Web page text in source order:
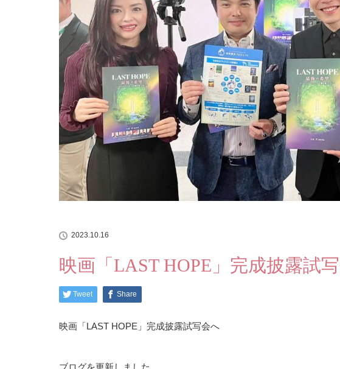
2023.10.16
映画「LAST HOPE」完成披露試
Tweet Share
映画「LAST HOPE」完成披露試写会へ
ブログを更新しました。